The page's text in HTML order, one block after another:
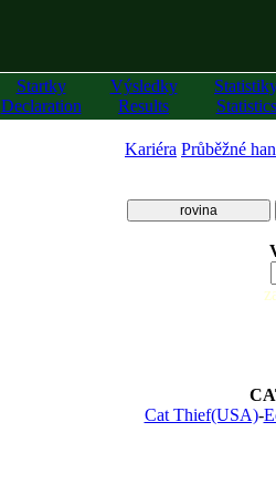
Startky
Declaration
Výsledky
Results
Statistics
Kariéra Průběžné
rovina
Cat Thief(USA)-